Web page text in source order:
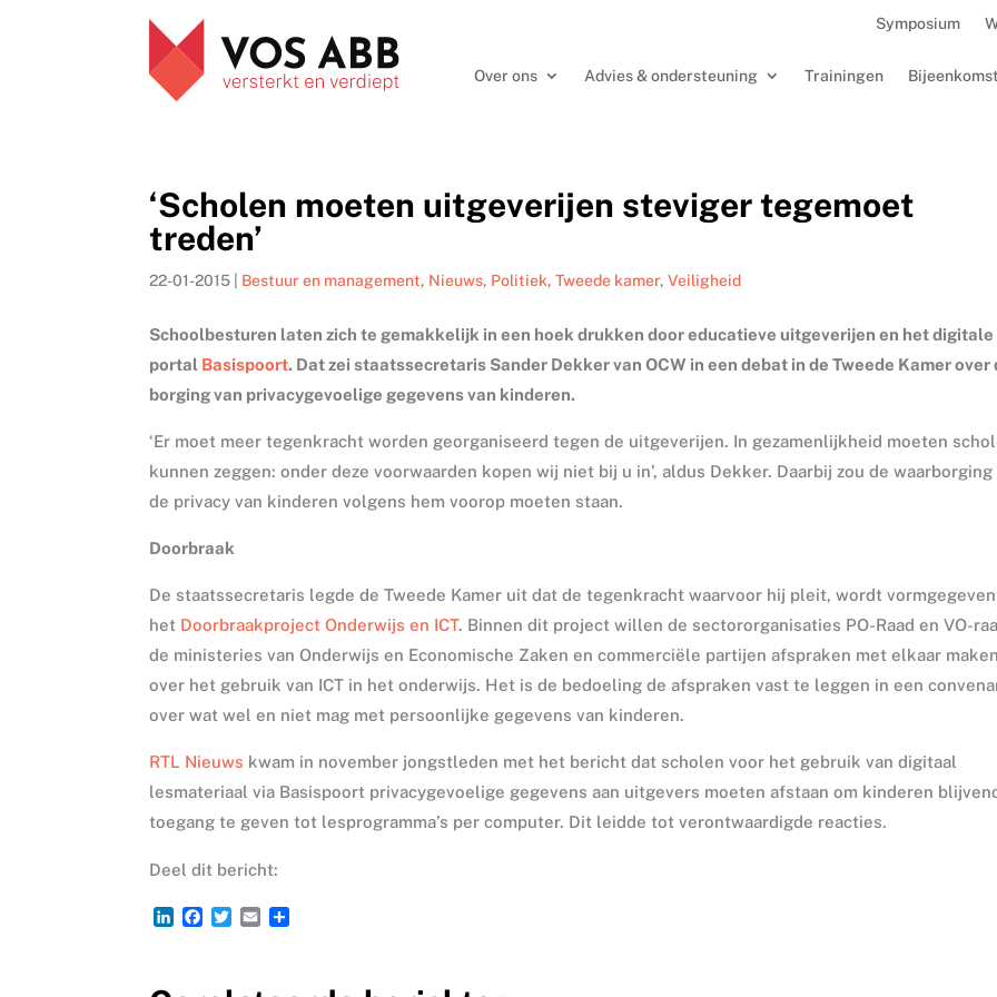
Symposium
Over ons Advies & ondersteuning Trainingen
‘Scholen moeten uitgeverijen steviger tegemoet
treden’
22-01-2015 Bestuur en management, Nieuws, Politiek,Tweede kamer,Veiligheid
Schoolbesturen laten zich te gemakkelijk in een hoek drukken door educatieve uitgeverijen en het digitale
portal Basispoort. Dat zei staatssecretaris Sander Dekker van OCW in een debat in de Tweede Kamer over
borging van privacygevoelige gegevens van kinderen.
‘Er moet meer tegenkracht worden georganiseerd tegen de uitgeverijen. In gezamenlijkheid moeten
kunnen zeggen: onder deze voorwaarden kopen wij niet bij u in’, aldus Dekker. Daarbij zou de waarborging
de privacy van kinderen volgens hem voorop moeten staan.
Doorbraak
De staatssecretaris legde de Tweede Kamer uit dat de tegenkracht waarvoor hij pleit, wordt
het Doorbraakproject Onderwijs en ICT. Binnen dit project willen de sectororganisaties PO-Raad en VO-
de ministeries van Onderwijs en Economische Zaken en commerciële partijen afspraken met elkaar maken
over het gebruik van ICT in het onderwijs. Het is de bedoeling de afspraken vast te leggen in een
over wat wel en niet mag met persoonlijke gegevens van kinderen.
RTL Nieuws kwam in november jongstleden met het bericht dat scholen voor het gebruik van digitaal
lesmateriaal via Basispoort privacygevoelige gegevens aan uitgevers moeten afstaan om kinderen
toegang te geven tot lesprogramma’s per computer. Dit leidde tot verontwaardigde reacties.
Deel dit bericht:
L
F
T
E